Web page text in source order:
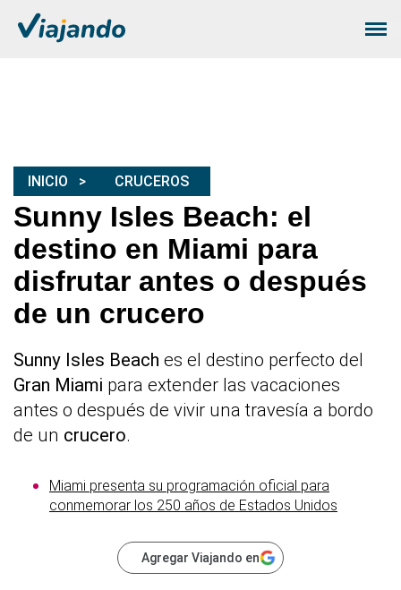
INICIO CRUCEROS
Sunny Isles Beach: el
destino en Miami para
disfrutar antes o después
de un crucero
Sunny Isles Beach es el destino perfecto del
Gran Miami para extender las vacaciones
antes o después de vivir una travesía a bordo
de un crucero.
Miami presenta su programación oficial para
conmemorar los 250 años de Estados Unidos
Agregar Viajando en